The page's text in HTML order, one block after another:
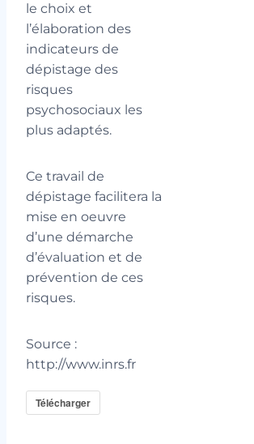
le choix et
l’élaboration des
indicateurs de
dépistage des
risques
psychosociaux les
plus adaptés.
Ce travail de
dépistage facilitera la
mise en oeuvre
d’une démarche
d’évaluation et de
prévention de ces
risques.
Source :
http://www.inrs.fr
Télécharger